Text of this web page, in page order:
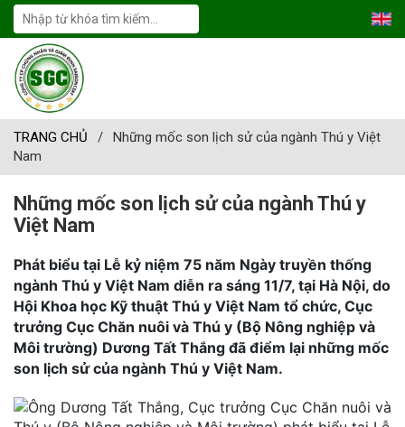
TRANG CHỦ /
Những mốc son lịch sử của ngành Thú y Việt
Nam
Những mốc son lịch sử của ngành Thú y
Việt Nam
Phát biểu tại Lễ kỷ niệm 75 năm Ngày truyền thống
ngành Thú y Việt Nam diễn ra sáng 11/7, tại Hà Nội, do
Hội Khoa học Kỹ thuật Thú y Việt Nam tổ chức, Cục
trưởng Cục Chăn nuôi và Thú y (Bộ Nông nghiệp và
Môi trường) Dương Tất Thắng đã điểm lại những mốc
son lịch sử của ngành Thú y Việt Nam.